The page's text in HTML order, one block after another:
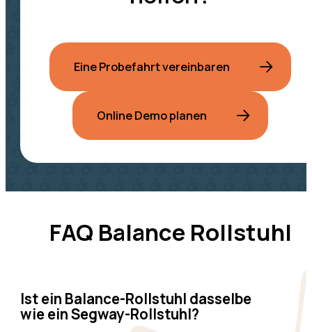
Eine Probefahrt vereinbaren
Online Demo planen
FAQ Balance Rollstuhl
Ist ein Balance-Rollstuhl dasselbe
wie ein Segway-Rollstuhl?